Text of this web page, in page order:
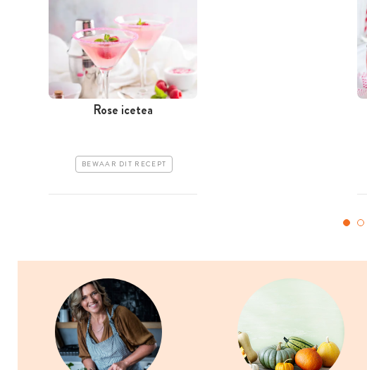
Rose icetea
BEWAAR DIT RECEPT